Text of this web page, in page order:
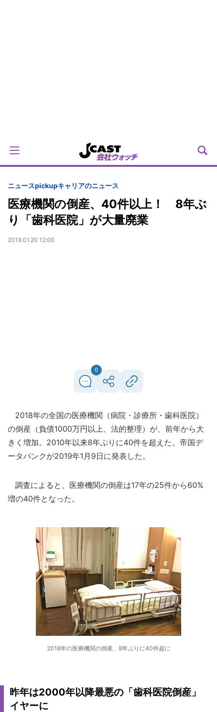
ニュースpickupキャリアのニュース
医療機関の倒産、40件以上！ 8年ぶ
り「歯科医院」が大量廃業
2019.01.20 12:00
0
2018年の全国の医療機関（病院・診療所・歯科医院）
の倒産（負債1000万円以上、法的整理）が、前年から大
きく増加。2010年以来8年ぶりに40件を超えた。帝国デ
ータバンクが2019年1月9日に発表した。
調査によると、医療機関の倒産は17年の25件から60%
増の40件となった。
2018年の医療機関の倒産、8年ぶりに40件超に
昨年は2000年以降最悪の「歯科医院倒産」
イヤーに